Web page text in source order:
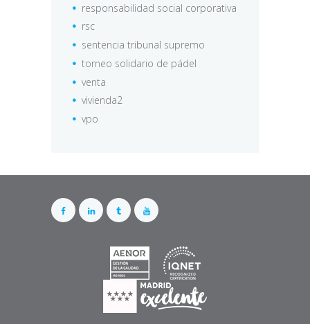
responsabilidad social corporativa
rsc
sentencia tribunal supremo
torneo solidario de pádel
venta
vivienda2
vpo